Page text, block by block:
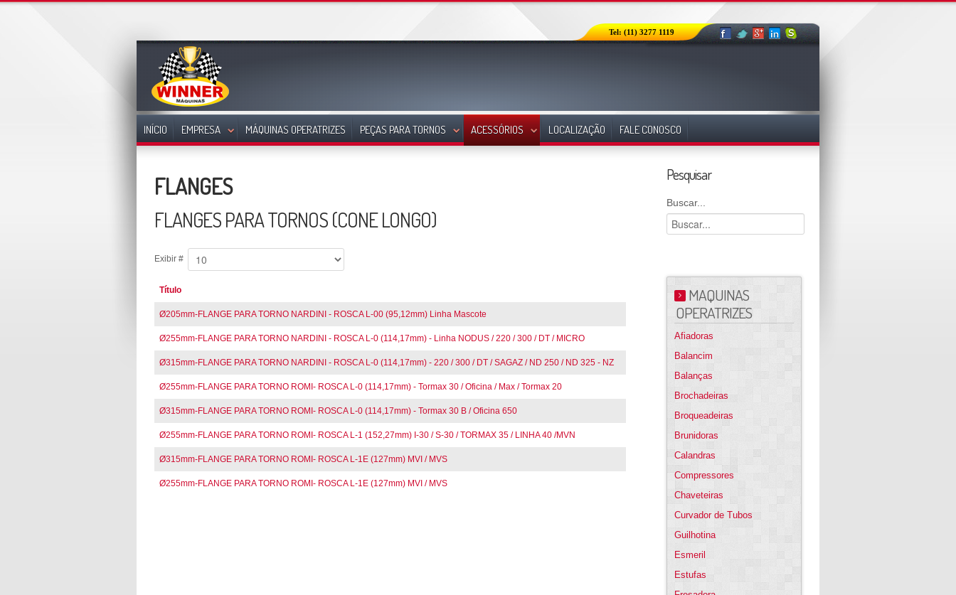
Tel: (11) 3277 1119
INÍCIO EMPRESA MÁQUINAS OPERATRIZES PEÇAS PARA TORNOS ACESSÓRIOS LOCALIZAÇÃO FALE CONOSCO
FLANGES
FLANGES PARA TORNOS (CONE LONGO)
Exibir #
Título
Ø205mm-FLANGE PARA TORNO NARDINI - ROSCA L-00 (95,12mm) Linha Mascote
Ø255mm-FLANGE PARA TORNO NARDINI - ROSCA L-0 (114,17mm) - Linha NODUS / 220 / 300 / DT / MICRO
Ø315mm-FLANGE PARA TORNO NARDINI - ROSCA L-0 (114,17mm) - 220 / 300 / DT / SAGAZ / ND 250 / ND 325 - NZ
Ø255mm-FLANGE PARA TORNO ROMI- ROSCA L-0 (114,17mm) - Tormax 30 / Oficina / Max / Tormax 20
Ø315mm-FLANGE PARA TORNO ROMI- ROSCA L-0 (114,17mm) - Tormax 30 B / Oficina 650
Ø255mm-FLANGE PARA TORNO ROMI- ROSCA L-1 (152,27mm) I-30 / S-30 / TORMAX 35 / LINHA 40 /MVN
Ø315mm-FLANGE PARA TORNO ROMI- ROSCA L-1E (127mm) MVI / MVS
Ø255mm-FLANGE PARA TORNO ROMI- ROSCA L-1E (127mm) MVI / MVS
Pesquisar
Buscar...
MAQUINAS
OPERATRIZES
Afiadoras
Balancim
Balanças
Brochadeiras
Broqueadeiras
Brunidoras
Calandras
Compressores
Chaveteiras
Curvador de Tubos
Guilhotina
Esmeril
Estufas